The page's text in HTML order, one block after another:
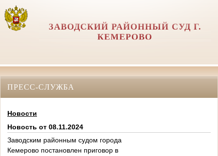
ЗАВОДСКИЙ РАЙОННЫЙ СУД Г.
КЕМЕРОВО
ПРЕСС-СЛУЖБА
Новости
Новость от 08.11.2024
Заводским районным судом города
Кемерово постановлен приговор в